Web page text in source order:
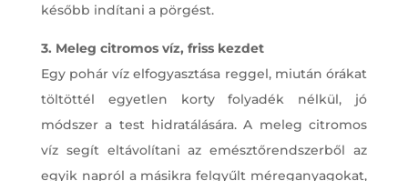
később indítani a pörgést.
3. Meleg citromos víz, friss kezdet
Egy pohár víz elfogyasztása reggel, miután órákat
töltöttél egyetlen korty folyadék nélkül, jó
módszer a test hidratálására. A meleg citromos
víz segít eltávolítani az emésztőrendszerből az
egyik napról a másikra felgyűlt méreganyagokat,